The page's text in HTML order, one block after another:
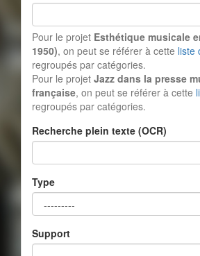
Pour le projet Esthétique musicale
1950), on peut se référer à cette liste
regroupés par catégories.
Pour le projet Jazz dans la presse
française, on peut se référer à cette
regroupés par catégories.
Recherche plein texte (OCR)
Type
Support